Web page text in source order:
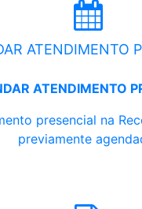
ATENDIMENTO
ATENDIMENTO
presencial na
previamente